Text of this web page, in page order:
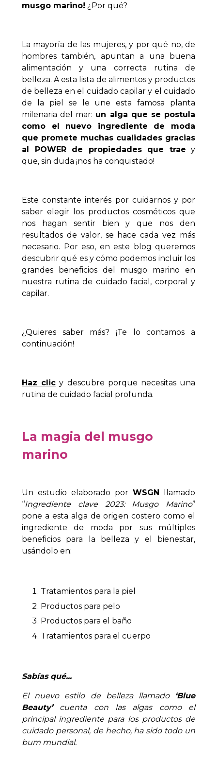
musgo marino! ¿Por qué?
La mayoría de las mujeres, y por qué no, de
hombres también, apuntan a una buena
alimentación y una correcta rutina de
belleza. A esta lista de alimentos y productos
de belleza en el cuidado capilar y el cuidado
de la piel se le une esta famosa planta
milenaria del mar: un alga que se postula
como el nuevo ingrediente de moda
que promete muchas cualidades gracias
al POWER de propiedades que trae y
que, sin duda ¡nos ha conquistado!
Este constante interés por cuidarnos y por
saber elegir los productos cosméticos que
nos hagan sentir bien y que nos den
resultados de valor, se hace cada vez más
necesario. Por eso, en este blog queremos
descubrir qué es y cómo podemos incluir los
grandes beneficios del musgo marino en
nuestra rutina de cuidado facial, corporal y
capilar.
¿Quieres saber más? ¡Te lo contamos a
continuación!
Haz clic y descubre porque necesitas una
rutina de cuidado facial profunda.
La magia del musgo
marino
Un estudio elaborado por WSGN llamado
‘‘Ingrediente clave 2023: Musgo Marino’’
pone a esta alga de origen costero como el
ingrediente de moda por sus múltiples
beneficios para la belleza y el bienestar,
usándolo en:
Tratamientos para la piel
Productos para pelo
Productos para el baño
Tratamientos para el cuerpo
Sabías qué...
El nuevo estilo de belleza llamado
‘Blue
Beauty’cuenta con las algas como el
principal ingrediente para los productos de
cuidado personal, de hecho, ha sido todo un
bum mundial.